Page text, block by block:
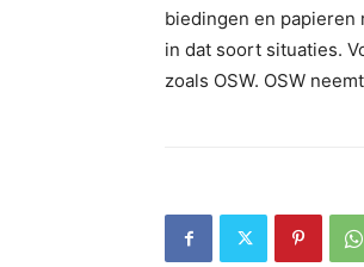
biedingen en papieren
in dat soort situaties.
zoals OSW. OSW